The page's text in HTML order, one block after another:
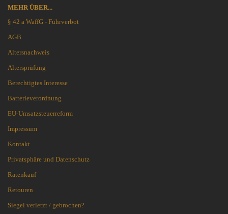
MEHR ÜBER...
§ 42 a WaffG - Führverbot
AGB
Altersnachweis
Altersprüfung
Berechtigtes Interesse
Batterieverordnung
EU-Umsatzsteuerreform
Impressum
Kontakt
Privatsphäre und Datenschutz
Ratenkauf
Retouren
Siegel verletzt / gebrochen?